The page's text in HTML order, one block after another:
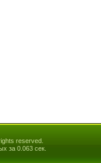
reserved.
за 0.063 сек.